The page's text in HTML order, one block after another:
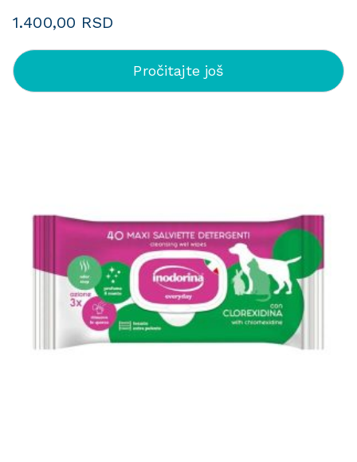
1.400,00 RSD
Pročitajte još